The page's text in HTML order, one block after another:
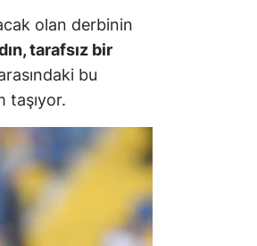
olan derbinin
tarafsız bir
bu
taşıyor.